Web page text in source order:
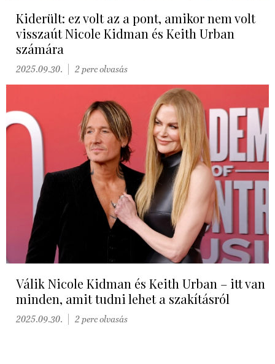
Kiderült: ez volt az a pont, amikor nem volt
visszaút Nicole Kidman és Keith Urban
számára
2025.09.30. 2 perc olvasás
Válik Nicole Kidman és Keith Urban – itt van
minden, amit tudni lehet a szakításról
2025.09.30. 2 perc olvasás